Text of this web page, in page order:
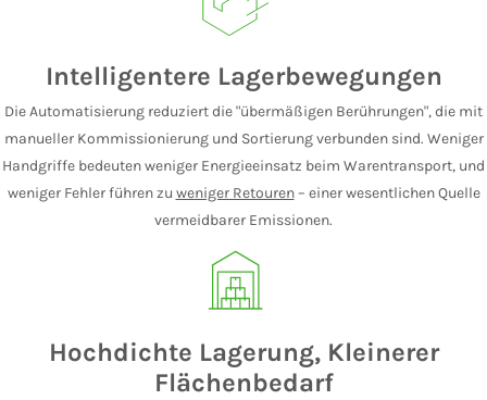
Intelligentere Lagerbewegungen
Die Automatisierung reduziert die "übermäßigen Berührungen", die mit
manueller Kommissionierung und Sortierung verbunden sind. Weniger
Handgriffe bedeuten weniger Energieeinsatz beim Warentransport, und
weniger Fehler führen zu weniger Retouren– einer wesentlichen Quelle
vermeidbarer Emissionen.
Hochdichte Lagerung, Kleinerer
Flächenbedarf